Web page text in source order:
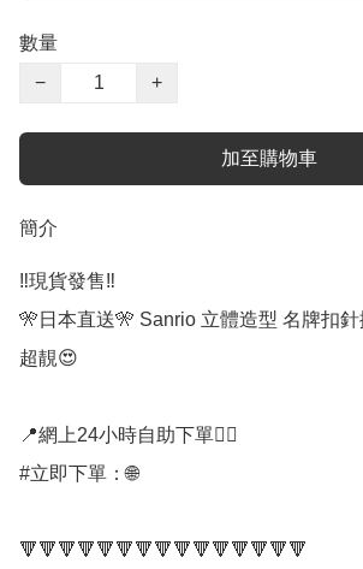
數量
−
+
加至購物車
簡介
‼️現貨發售‼️
🎌日本直送🎌 Sanrio 立體造型 名牌扣
超靚😍
📍網上24小時自助下單👍🏻
#立即下單：🌐
🔻🔻🔻🔻🔻🔻🔻🔻🔻🔻🔻🔻🔻🔻🔻